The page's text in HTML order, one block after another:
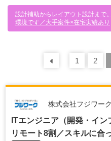
設計補助からレイアウト設計まで
環境です／大手案件×在宅実績あり
前の 30
1 2
株式会社フジワーク
ITエンジニア（開発・イ
リモート8割／スキルに合